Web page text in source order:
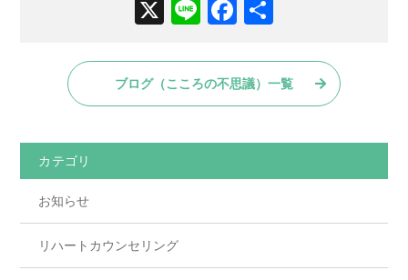
X
Li
e
F
c
e
o
o
ブログ（こころの不思議）一覧
カテゴリ
お知らせ
リハートカウンセリング